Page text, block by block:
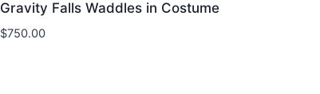
Gravity Falls Waddles in Costume
$750.00